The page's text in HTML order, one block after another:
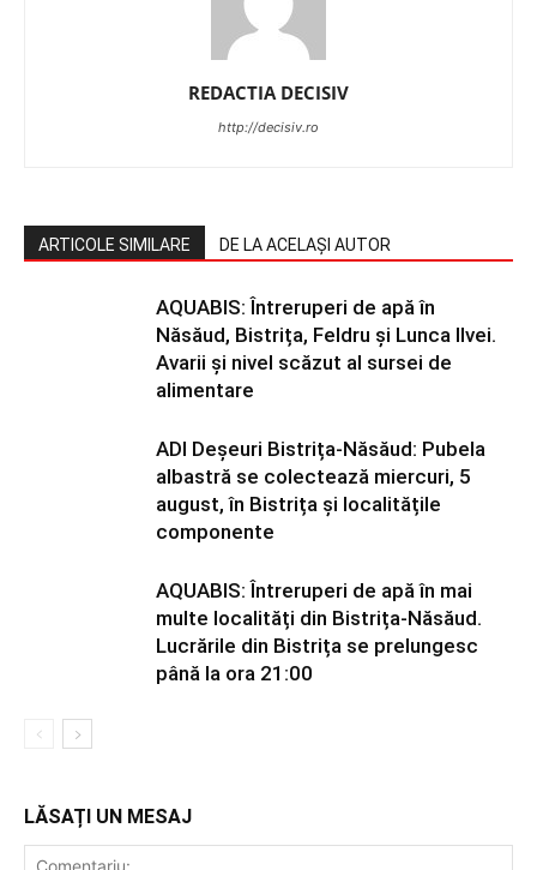
REDACTIA DECISIV
http://decisiv.ro
ARTICOLE SIMILARE DE LA ACELAȘI AUTOR
AQUABIS: Întreruperi de apă în
Năsăud, Bistrița, Feldru și Lunca Ilvei.
Avarii și nivel scăzut al sursei de
alimentare
ADI Deșeuri Bistrița-Năsăud: Pubela
albastră se colectează miercuri, 5
august, în Bistrița și localitățile
componente
AQUABIS: Întreruperi de apă în mai
multe localități din Bistrița-Năsăud.
Lucrările din Bistrița se prelungesc
până la ora 21:00
LĂSAȚI UN MESAJ